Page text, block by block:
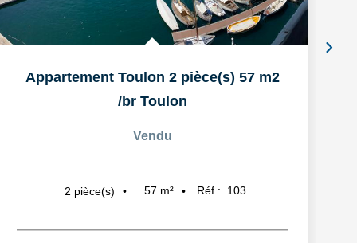
Appartement Toulon 2 pièce(s) 57 m2
/br Toulon
Vendu
2 pièce(s) 57 m² Réf : 103